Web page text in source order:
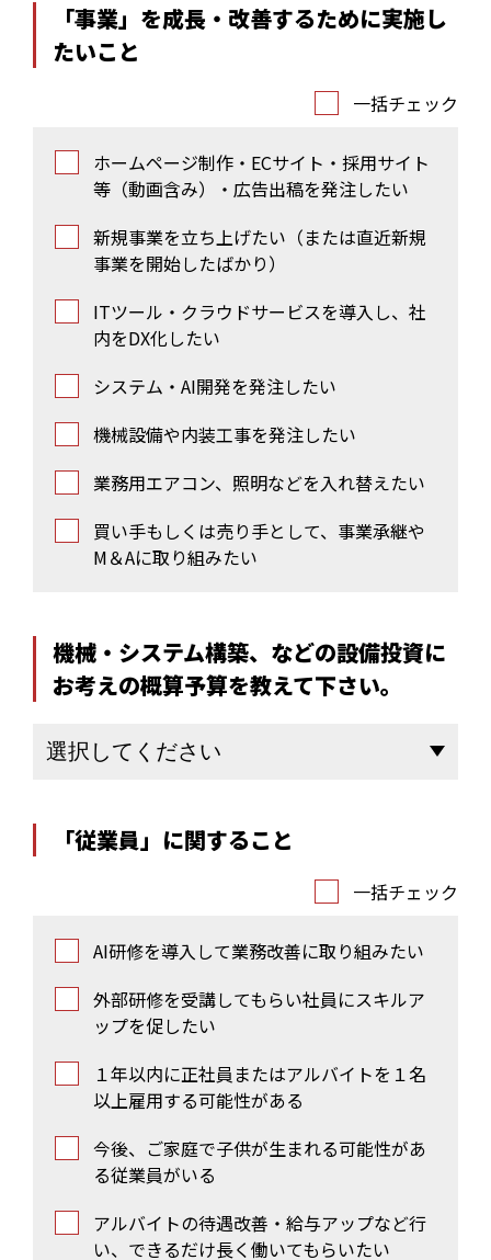
「事業」を成長・改善するために実施し
たいこと
一括チェック
ホームページ制作・ECサイト・採用サイト
等（動画含み）・広告出稿を発注したい
新規事業を立ち上げたい（または直近新規
事業を開始したばかり）
ITツール・クラウドサービスを導入し、社
内をDX化したい
システム・AI開発を発注したい
機械設備や内装工事を発注したい
業務用エアコン、照明などを入れ替えたい
買い手もしくは売り手として、事業承継や
M＆Aに取り組みたい
機械・システム構築、などの設備投資に
お考えの概算予算を教えて下さい。
「従業員」に関すること
一括チェック
AI研修を導入して業務改善に取り組みたい
外部研修を受講してもらい社員にスキルア
ップを促したい
１年以内に正社員またはアルバイトを１名
以上雇用する可能性がある
今後、ご家庭で子供が生まれる可能性があ
る従業員がいる
アルバイトの待遇改善・給与アップなど行
い、できるだけ長く働いてもらいたい